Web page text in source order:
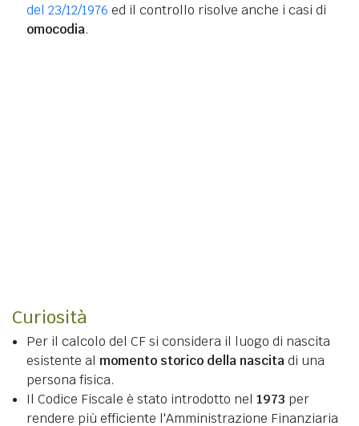
del 23/12/1976 ed il controllo risolve anche i casi di
omocodia.
Curiosità
Per il calcolo del CF si considera il luogo di nascita
esistente al momento storico della nascitadi una
persona fisica.
Il Codice Fiscale è stato introdotto nel 1973 per
rendere più efficiente l'Amministrazione Finanziaria